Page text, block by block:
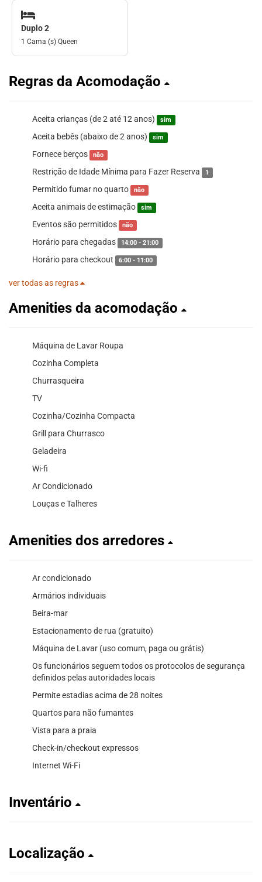
Duplo 2
1 Cama (s) Queen
Regras da Acomodação
Aceita crianças (de 2 até 12 anos) sim
Aceita bebês (abaixo de 2 anos) sim
Fornece berços não
Restrição de Idade Mínima para Fazer Reserva 1
Permitido fumar no quarto não
Aceita animais de estimação sim
Eventos são permitidos não
Horário para chegadas 14:00 - 21:00
Horário para checkout 6:00 - 11:00
ver todas as regras
Amenities da acomodação
Máquina de Lavar Roupa
Cozinha Completa
Churrasqueira
TV
Cozinha/Cozinha Compacta
Grill para Churrasco
Geladeira
Wi-fi
Ar Condicionado
Louças e Talheres
Amenities dos arredores
Ar condicionado
Armários individuais
Beira-mar
Estacionamento de rua (gratuito)
Máquina de Lavar (uso comum, paga ou grátis)
Os funcionários seguem todos os protocolos de segurança
definidos pelas autoridades locais
Permite estadias acima de 28 noites
Quartos para não fumantes
Vista para a praia
Check-in/checkout expressos
Internet Wi-Fi
Inventário
Localização